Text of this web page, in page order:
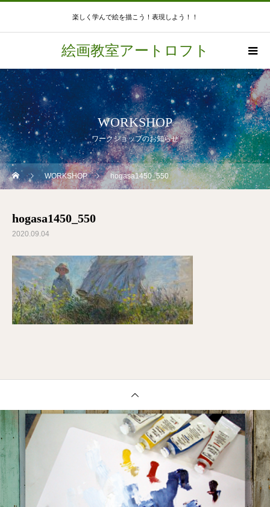
楽しく学んで絵を描こう！表現しよう！！
絵画教室アートロフト
WORKSHOP
ワークショップのお知らせ
WORKSHOP hogasa1450_550
hogasa1450_550
2020.09.04